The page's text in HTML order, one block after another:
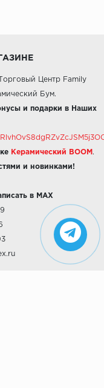
Центр Family
Бум.
и подарки в Наших
Керамический BOOM .
и новинками!
в MAX